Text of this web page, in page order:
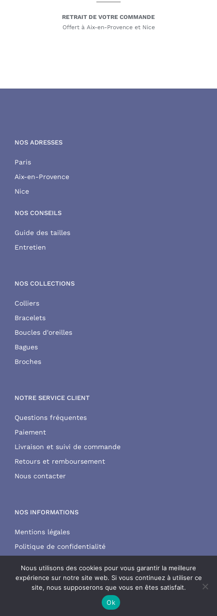
RETRAIT DE VOTRE COMMANDE
Offert à Aix-en-Provence et Nice
NOS ADRESSES
Paris
Aix-en-Provence
Nice
NOS CONSEILS
Guide des tailles
Entretien
NOS COLLECTIONS
Colliers
Bracelets
Boucles d'oreilles
Bagues
Broches
NOTRE SERVICE CLIENT
Questions fréquentes
Paiement
Livraison et suivi de commande
Retours et remboursement
Nous contacter
NOS INFORMATIONS
Mentions légales
Politique de confidentialité
Nous utilisons des cookies pour vous garantir la meilleure
expérience sur notre site web. Si vous continuez à utiliser ce
site, nous supposerons que vous en êtes satisfait.
Ok